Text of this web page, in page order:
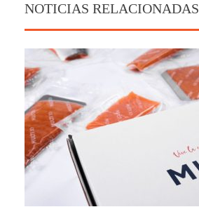
NOTICIAS RELACIONADAS